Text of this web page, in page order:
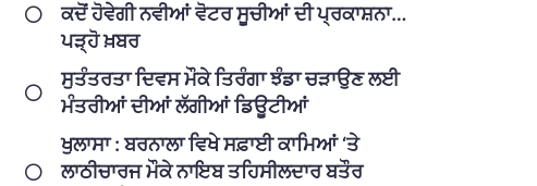
ਕਦੋਂ ਹੋਵੇਗੀ ਨਵੀਆਂ ਵੋਟਰ ਸੂਚੀਆਂ ਦੀ ਪ੍ਰਕਾਸ਼ਨਾ…
ਪੜ੍ਹੋ ਖ਼ਬਰ
ਸੁਤੰਤਰਤਾ ਦਿਵਸ ਮੌਕੇ ਤਿਰੰਗਾ ਝੰਡਾ ਚੜਾਉਣ ਲਈ
ਮੰਤਰੀਆਂ ਦੀਆਂ ਲੱਗੀਆਂ ਡਿਊਟੀਆਂ
ਖੁਲਾਸਾ : ਬਰਨਾਲਾ ਵਿਖੇ ਸਫ਼ਾਈ ਕਾਮਿਆਂ ‘ਤੇ
ਲਾਠੀਚਾਰਜ ਮੌਕੇ ਨਾਇਬ ਤਹਿਸੀਲਦਾਰ ਬਤੌਰ